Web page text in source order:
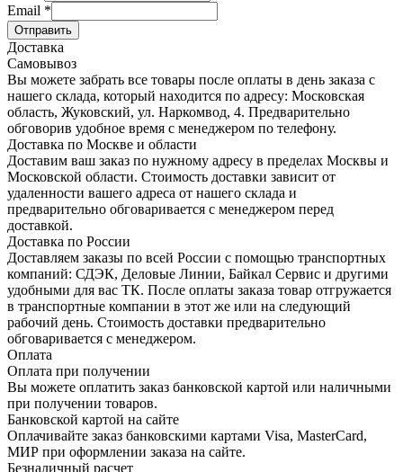
Email *
Отправить
Доставка
Самовывоз
Вы можете забрать все товары после оплаты в день заказа с
нашего склада, который находится по адресу: Московская
область, Жуковский, ул. Наркомвод, 4. Предварительно
обговорив удобное время с менеджером по телефону.
Доставка по Москве и области
Доставим ваш заказ по нужному адресу в пределах Москвы и
Московской области. Стоимость доставки зависит от
удаленности вашего адреса от нашего склада и
предварительно обговаривается с менеджером перед
доставкой.
Доставка по России
Доставляем заказы по всей России с помощью транспортных
компаний: СДЭК, Деловые Линии, Байкал Сервис и другими
удобными для вас ТК. После оплаты заказа товар отгружается
в транспортные компании в этот же или на следующий
рабочий день. Стоимость доставки предварительно
обговаривается с менеджером.
Оплата
Оплата при получении
Вы можете оплатить заказ банковской картой или наличными
при получении товаров.
Банковской картой на сайте
Оплачивайте заказ банковскими картами Visa, MasterCard,
МИР при оформлении заказа на сайте.
Безналичный расчет